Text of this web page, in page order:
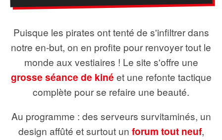
Puisque les pirates ont tenté de s'infiltrer dans
notre en-but, on en profite pour renvoyer tout le
monde aux vestiaires ! Le site s'offre une
grosse séance de kiné et une refonte tactique
complète pour se refaire une beauté.
Au programme : des serveurs survitaminés, un
design affûté et surtout un forum tout neuf,